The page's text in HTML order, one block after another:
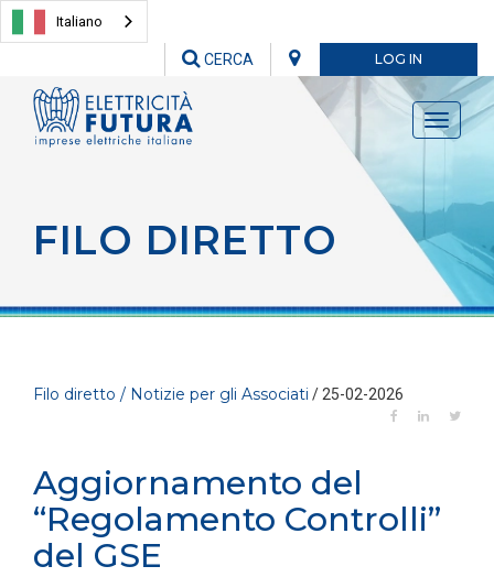
Italiano
LOG IN
CERCA
Toggle
FILO DIRETTO
Filo diretto / Notizie per gli Associati / 25-02-2026
Aggiornamento del
“Regolamento Controlli”
del GSE